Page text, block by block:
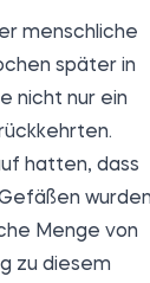
menschliche
später in
nicht nur ein
hatten, dass
Menge von
zu diesem